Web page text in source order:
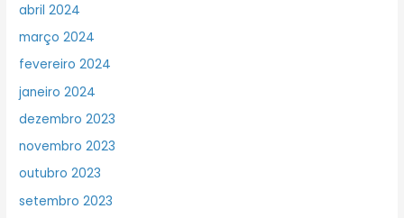
abril 2024
março 2024
fevereiro 2024
janeiro 2024
dezembro 2023
novembro 2023
outubro 2023
setembro 2023